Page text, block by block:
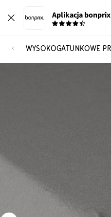
Aplikacja bonprix